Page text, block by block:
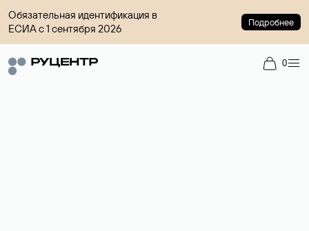
Обязательная идентификация в
ЕСИА с 1 сентября 2026
Подробнее
0